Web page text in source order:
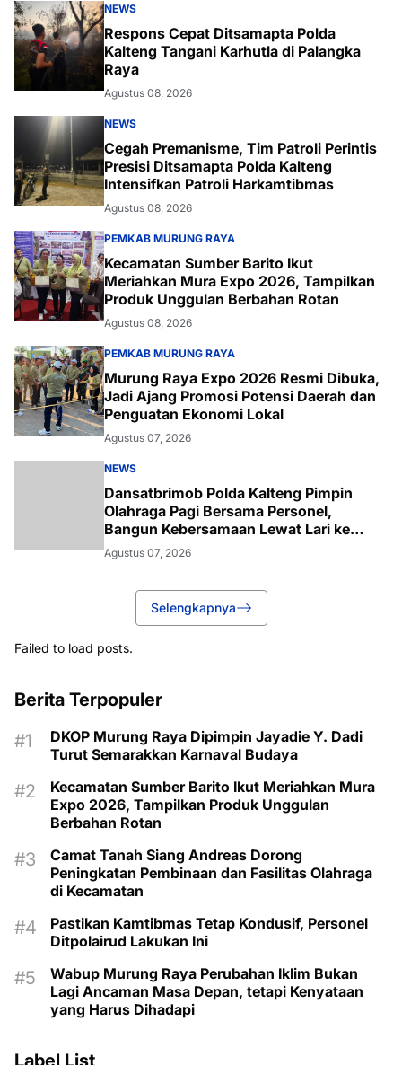
NEWS
Respons Cepat Ditsamapta Polda
Kalteng Tangani Karhutla di Palangka
Raya
Agustus 08, 2026
NEWS
Cegah Premanisme, Tim Patroli Perintis
Presisi Ditsamapta Polda Kalteng
Intensifkan Patroli Harkamtibmas
Agustus 08, 2026
PEMKAB MURUNG RAYA
Kecamatan Sumber Barito Ikut
Meriahkan Mura Expo 2026, Tampilkan
Produk Unggulan Berbahan Rotan
Agustus 08, 2026
PEMKAB MURUNG RAYA
Murung Raya Expo 2026 Resmi Dibuka,
Jadi Ajang Promosi Potensi Daerah dan
Penguatan Ekonomi Lokal
Agustus 07, 2026
NEWS
Dansatbrimob Polda Kalteng Pimpin
Olahraga Pagi Bersama Personel,
Bangun Kebersamaan Lewat Lari ke
Bukit Baranahu
Agustus 07, 2026
Selengkapnya
Failed to load posts.
Berita Terpopuler
DKOP Murung Raya Dipimpin Jayadie Y. Dadi
Turut Semarakkan Karnaval Budaya
Kecamatan Sumber Barito Ikut Meriahkan Mura
Expo 2026, Tampilkan Produk Unggulan
Berbahan Rotan
Camat Tanah Siang Andreas Dorong
Peningkatan Pembinaan dan Fasilitas Olahraga
di Kecamatan
Pastikan Kamtibmas Tetap Kondusif, Personel
Ditpolairud Lakukan Ini
Wabup Murung Raya Perubahan Iklim Bukan
Lagi Ancaman Masa Depan, tetapi Kenyataan
yang Harus Dihadapi
Label List